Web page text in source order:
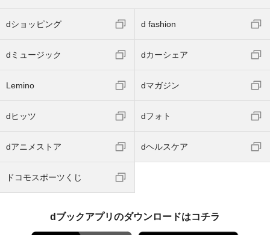
dショッピング d fashion
dミュージック dカーシェア
Lemino dマガジン
dヒッツ dフォト
dアニメストア dヘルスケア
ドコモスポーツくじ
dブックアプリのダウンロードはコチラ